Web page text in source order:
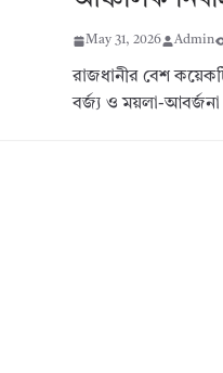
May 31, 2026 Admin
রাজধানীর বেশ
বর্জ্য ও ময়লা-